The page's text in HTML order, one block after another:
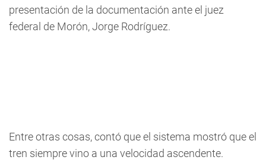
presentación de la documentación ante el juez
federal de Morón, Jorge Rodríguez.
Entre otras cosas, contó que el sistema mostró que el
tren siempre vino a una velocidad ascendente.